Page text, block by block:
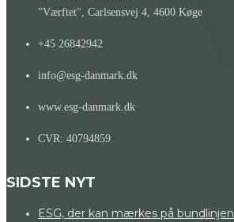
"Værftet", Carlsensvej 4, 4600 Køge
+45 26842942
info@esg-danmark.dk
www.esg-danmark.dk
CVR: 40794859
SIDSTE NYT
ESG, der kan mærkes på bundlinjen